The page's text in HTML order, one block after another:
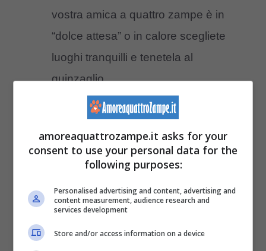
vostra amica a quattro zampe è in
“dolce attesa” o in calore scegliete
luoghi tranquilli e tenetela al
guinzaglio.
Portare cuccioli dalle 12 settimane
di età in su e con le vaccinazioni
complete: portare cuccioli troppo
piccoli e con vaccinazioni incomplete
espone a rischi il vostro cane. L’area
cani infatti potrebbe rappresentare un
covo di malattie e parassiti, meglio
amoreaquattrozampe.it asks for your
consent to use your personal data for the
following purposes:
Personalised advertising and content, advertising and
content measurement, audience research and
services development
Store and/or access information on a device